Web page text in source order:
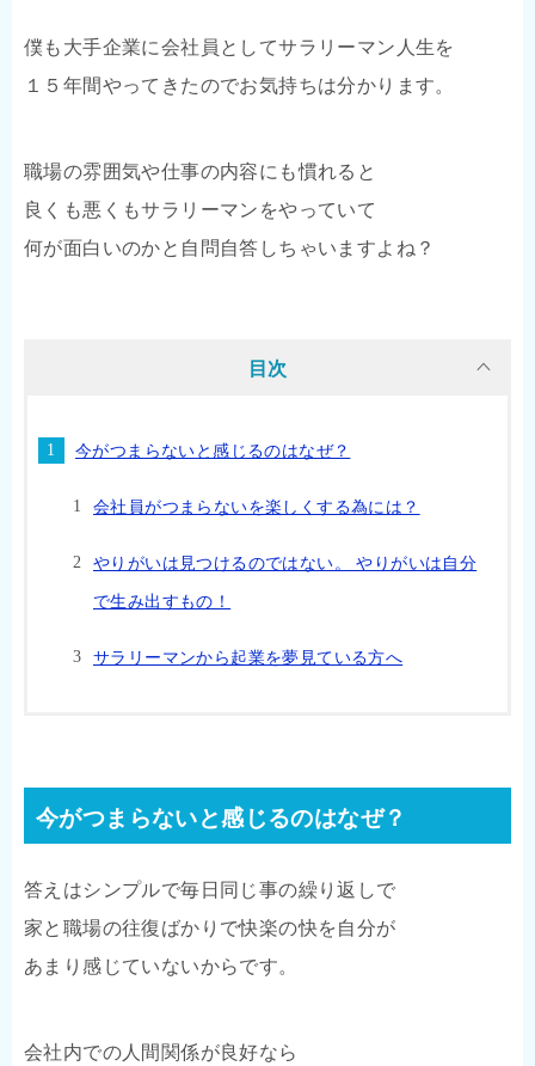
僕も大手企業に会社員としてサラリーマン人生を
１５年間やってきたのでお気持ちは分かります。
職場の雰囲気や仕事の内容にも慣れると
良くも悪くもサラリーマンをやっていて
何が面白いのかと自問自答しちゃいますよね？
目次
今がつまらないと感じるのはなぜ？
会社員がつまらないを楽しくする為には？
やりがいは見つけるのではない。 やりがいは自分
で生み出すもの！
サラリーマンから起業を夢見ている方へ
今がつまらないと感じるのはなぜ？
答えはシンプルで毎日同じ事の繰り返しで
家と職場の往復ばかりで快楽の快を自分が
あまり感じていないからです。
会社内での人間関係が良好なら